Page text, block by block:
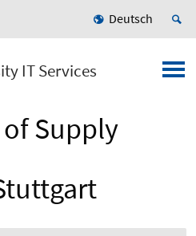
Deutsch
IT Services
Supply